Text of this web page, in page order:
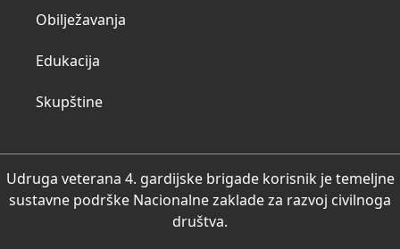
Obilježavanja
Edukacija
Skupštine
Udruga veterana 4. gardijske brigade korisnik je temeljne
sustavne podrške Nacionalne zaklade za razvoj civilnoga
društva.